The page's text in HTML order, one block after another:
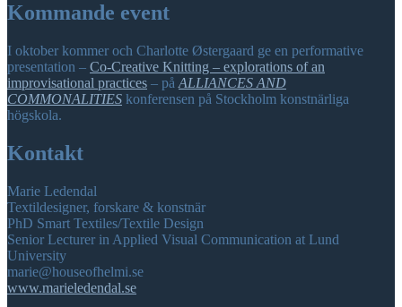
Kommande event
I oktober kommer och Charlotte Østergaard ge en performative
presentation – Co-Creative Knitting – explorations of an
improvisational practices – på ALLIANCES AND
COMMONALITIES konferensen på Stockholm konstnärliga
högskola.
Kontakt
Marie Ledendal
Textildesigner, forskare & konstnär
PhD Smart Textiles/Textile Design
Senior Lecturer in Applied Visual Communication at Lund
University
marie@houseofhelmi.se
www.marieledendal.se